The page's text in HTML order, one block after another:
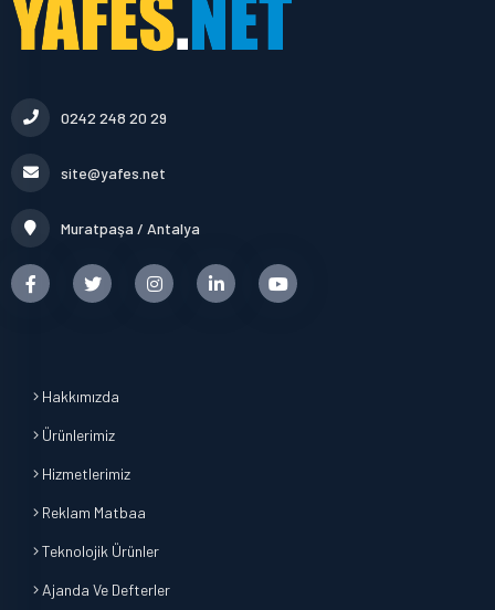
0242 248 20 29
site@yafes.net
Muratpaşa / Antalya
Hakkımızda
Ürünlerimiz
Hizmetlerimiz
Reklam Matbaa
Teknolojik Ürünler
Ajanda Ve Defterler